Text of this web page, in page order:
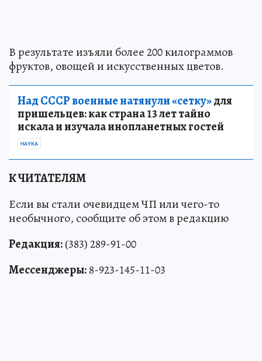
В результате изъяли более 200 килограммов
фруктов, овощей и искусственных цветов.
Над СССР военные натянули «сетку»для
пришельцев: как страна 13 лет тайно
искала и изучала инопланетных гостей
НАУКА
К ЧИТАТЕЛЯМ
Если вы стали очевидцем ЧП или чего-то
необычного, сообщите об этом в редакцию
Редакция:(383) 289-91-00
Мессенджеры:8-923-145-11-03